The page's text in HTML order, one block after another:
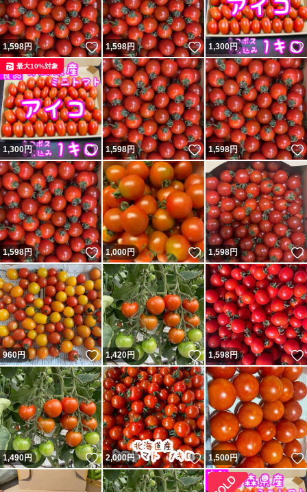
野菜の種類ミニトマト
1,598円 いいね！
1,598円 いいね！
1,300円
1,300円 いいね！
最大10%対象
1,598円 いいね！
1,598円
1,598円 いいね！
1,000円 いいね！
1,598円
960円 いいね！
1,420円 いいね！
1,598円
1,490円 いいね！
2,000円 いいね！
1,500円